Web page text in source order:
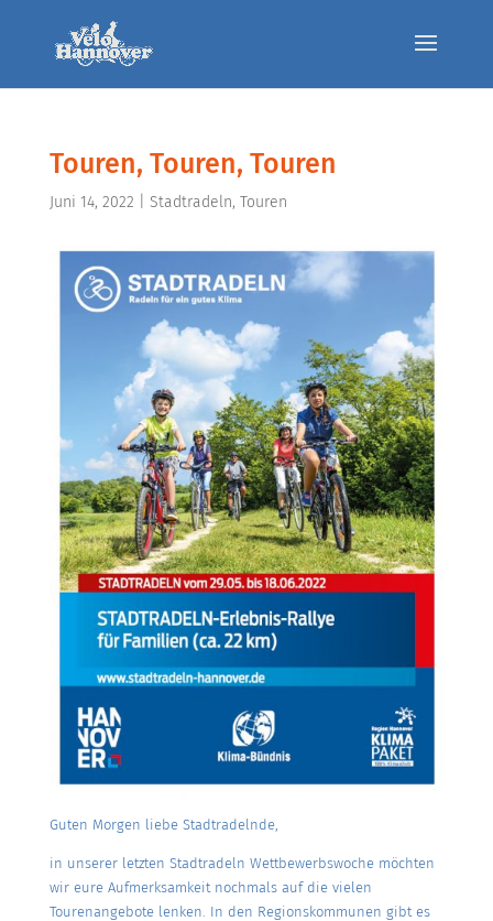
Touren, Touren, Touren
Juni 14, 2022 Stadtradeln, Touren
Guten Morgen liebe Stadtradelnde,
in unserer letzten Stadtradeln Wettbewerbswoche möchten
wir eure Aufmerksamkeit nochmals auf die vielen
Tourenangebote lenken. In den Regionskommunen gibt es